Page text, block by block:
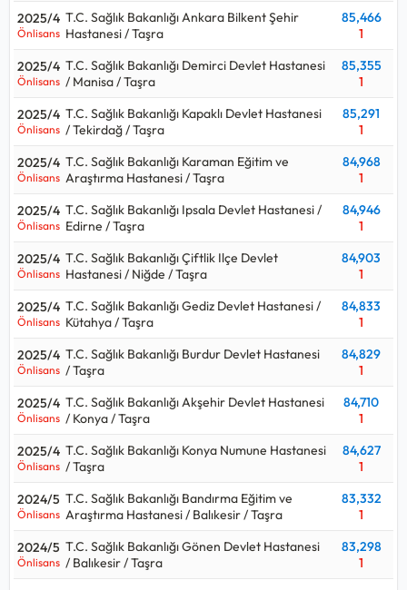
2025/4
Önlisans
T.C. Sağlık Bakanlığı Ankara Bilkent Şehir
Hastanesi / Taşra
85,466
1
2025/4
Önlisans
T.C. Sağlık Bakanlığı Demirci Devlet Hastanesi
/ Manisa / Taşra
85,355
1
2025/4
Önlisans
T.C. Sağlık Bakanlığı Kapaklı Devlet Hastanesi
/ Tekirdağ / Taşra
85,291
1
2025/4
Önlisans
T.C. Sağlık Bakanlığı Karaman Eğitim ve
Araştırma Hastanesi / Taşra
84,968
1
2025/4
Önlisans
T.C. Sağlık Bakanlığı Ipsala Devlet Hastanesi /
Edirne / Taşra
84,946
1
2025/4
Önlisans
T.C. Sağlık Bakanlığı Çiftlik Ilçe Devlet
Hastanesi / Niğde / Taşra
84,903
1
2025/4
Önlisans
T.C. Sağlık Bakanlığı Gediz Devlet Hastanesi /
Kütahya / Taşra
84,833
1
2025/4
Önlisans
T.C. Sağlık Bakanlığı Burdur Devlet Hastanesi
/ Taşra
84,829
1
2025/4
Önlisans
T.C. Sağlık Bakanlığı Akşehir Devlet Hastanesi
/ Konya / Taşra
84,710
1
2025/4
Önlisans
T.C. Sağlık Bakanlığı Konya Numune Hastanesi
/ Taşra
84,627
1
2024/5
Önlisans
T.C. Sağlık Bakanlığı Bandırma Eğitim ve
Araştırma Hastanesi / Balıkesir / Taşra
83,332
1
2024/5
Önlisans
T.C. Sağlık Bakanlığı Gönen Devlet Hastanesi
/ Balıkesir / Taşra
83,298
1